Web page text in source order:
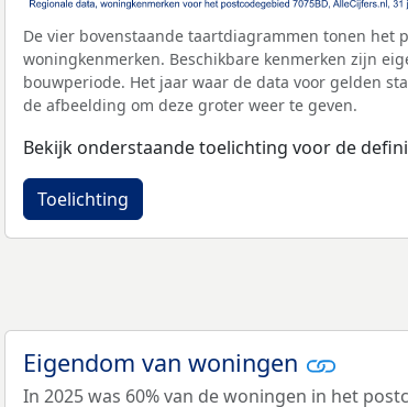
De vier bovenstaande taartdiagrammen tonen het
woningkenmerken. Beschikbare kenmerken zijn
bouwperiode. Het jaar waar de data voor gelden
de afbeelding om deze groter weer te geven.
Bekijk onderstaande toelichting voor de
Toelichting
Eigendom van woningen
In 2025 was 60% van de woningen in het